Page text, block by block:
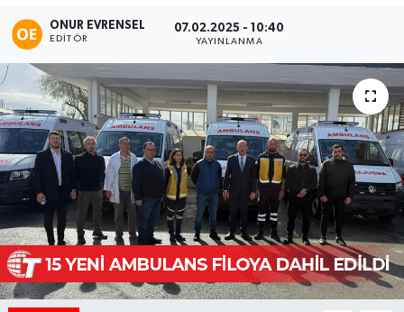
ONUR EVRENSEL
EDITÖR
07.02.2025 - 10:40
YAYINLANMA